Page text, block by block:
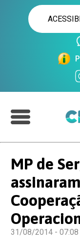
MP de
31/08/2014 - 07:08